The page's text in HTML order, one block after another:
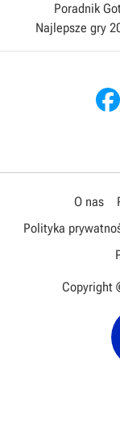
Poradnik
Najlepsze gry
O nas
Polityka
Copyright